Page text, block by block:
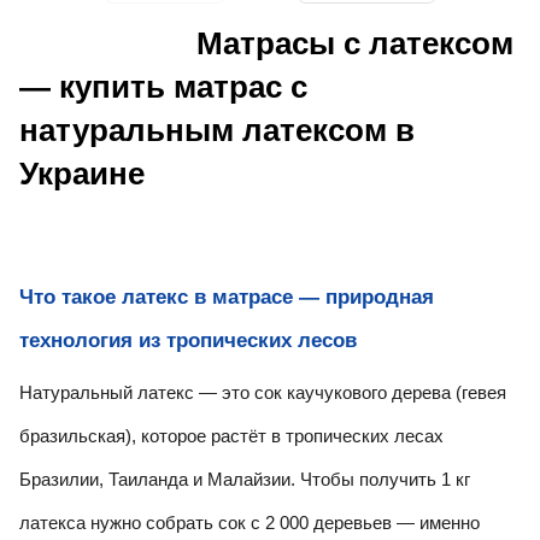
Матрасы с латексом
— купить матрас с
натуральным латексом в
Украине
Что такое латекс в матрасе — природная
технология из тропических лесов
Натуральный латекс — это сок каучукового дерева (гевея
бразильская), которое растёт в тропических лесах
Бразилии, Таиланда и Малайзии. Чтобы получить 1 кг
латекса нужно собрать сок с 2 000 деревьев — именно